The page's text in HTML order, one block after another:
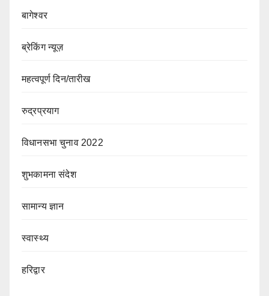
बागेश्वर
ब्रेकिंग न्यूज़
महत्वपूर्ण दिन/तारीख
रुद्रप्रयाग
विधानसभा चुनाव 2022
शुभकामना संदेश
सामान्य ज्ञान
स्वास्थ्य
हरिद्वार